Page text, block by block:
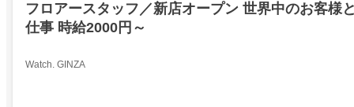
フロアースタッフ／新店オープン 世界中のお客様
仕事 時給2000円～
Watch. GINZA